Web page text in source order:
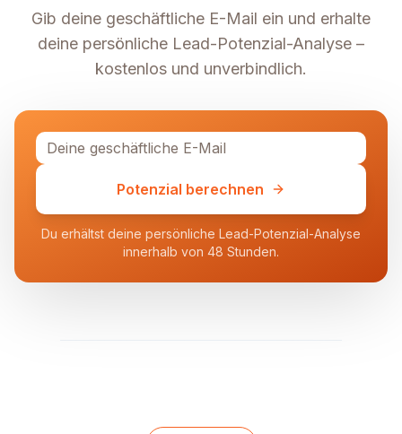
Gib deine geschäftliche E-Mail ein und erhalte
deine persönliche Lead-Potenzial-Analyse –
kostenlos und unverbindlich.
Potenzial berechnen
Du erhältst deine persönliche Lead-Potenzial-Analyse
innerhalb von 48 Stunden.